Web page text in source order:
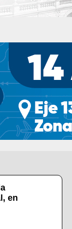
en